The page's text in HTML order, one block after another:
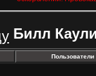
Билл
Пользователи